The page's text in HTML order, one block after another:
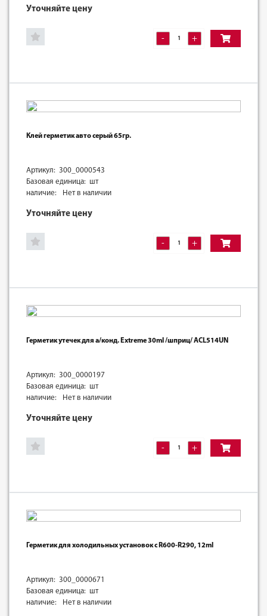
Уточняйте цену
- +
Клей герметик авто серый 65гр.
Артикул: 300_0000543
Базовая единица: шт
наличие:
Нет в наличии
Уточняйте цену
- +
Герметик утечек для а/конд. Extreme 30ml /шприц/ ACL514UN
Артикул: 300_0000197
Базовая единица: шт
наличие:
Нет в наличии
Уточняйте цену
- +
Герметик для холодильных установок с R600-R290, 12ml
Артикул: 300_0000671
Базовая единица: шт
наличие:
Нет в наличии